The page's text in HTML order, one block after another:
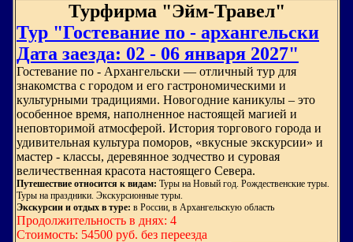
Турфирма "Эйм-Травел"
Тур "Гостевание по - архангельски
Дата заезда: 02 - 06 января 2027"
Гостевание по - Архангельски — отличный тур для
знакомства с городом и его гастрономическими и
культурными традициями. Новогодние каникулы – это
особенное время, наполненное настоящей магией и
неповторимой атмосферой. История торгового города и
удивительная культура поморов, «вкусные экскурсии» и
мастер - классы, деревянное зодчество и суровая
величественная красота настоящего Севера.
Путешествие относится к видам: Туры на Новый год. Рождественские туры.
Туры на праздники. Экскурсионные туры.
Экскурсии и отдых в туре: в России, в Архангельскую область
Продолжительность в днях: 4
Стоимость: 54500 руб. без переезда